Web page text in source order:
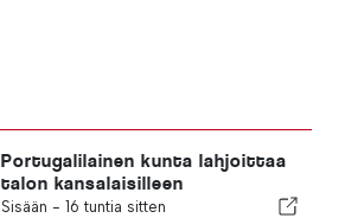
Portugalilainen kunta lahjoittaa
talon kansalaisilleen
Sisään - 16 tuntia sitten